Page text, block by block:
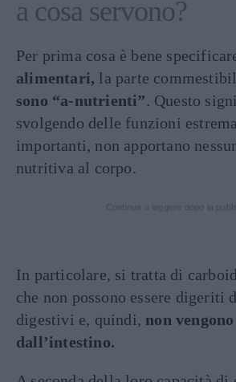
a cosa servono?
Per prima cosa è bene
alimentari, la parte
sono “a-nutrienti”. Questo
svolgendo delle funzioni
importanti, non apportano
nutritiva al corpo.
In particolare, si tratta di
che non possono essere digeriti
digestivi e, quindi, non
dall’intestino.